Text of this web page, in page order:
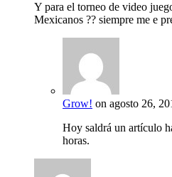
Y para el torneo de video
Mexicanos ?? siempre me e
Grow! on agosto 26,
Hoy saldrá un artículo
horas.